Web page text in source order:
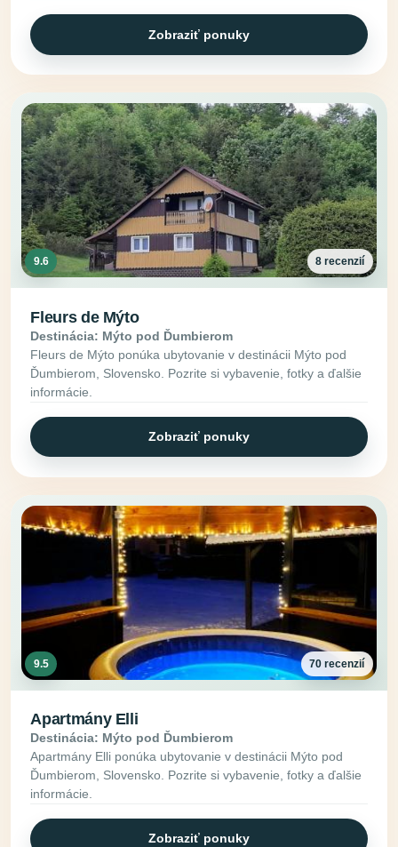
Zobraziť ponuky
9.6 8 recenzií
Fleurs de Mýto
Destinácia: Mýto pod Ďumbierom
Fleurs de Mýto ponúka ubytovanie v destinácii Mýto pod
Ďumbierom, Slovensko. Pozrite si vybavenie, fotky a ďalšie
informácie.
Zobraziť ponuky
9.5 70 recenzií
Apartmány Elli
Destinácia: Mýto pod Ďumbierom
Apartmány Elli ponúka ubytovanie v destinácii Mýto pod
Ďumbierom, Slovensko. Pozrite si vybavenie, fotky a ďalšie
informácie.
Zobraziť ponuky